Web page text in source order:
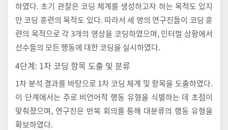
하였다. 초기 관찰은 코딩 체계를 생성하고자 하는 목적도 있지
만 코딩 훈련의 목적도 있다. 따라서 세 명의 연구진들이 코딩 훈
련의 목적으로 각 3개의 영상을 코딩하였으며, 인터벌 상황에서
선수들의 모든 행동에 대한 코딩을 실시하였다.
4단계: 1차 코딩 항목 도출 및 분류
1차 분석 결과를 바탕으로 1차 코딩 체계 및 항목을 도출하였다.
이 단계에서는 주로 비언어적 행동 유형을 식별하는 데 초점이
맞춰졌으며, 연구진은 반복 회의를 통해 대분류의 행동 유형을
확보하였다.